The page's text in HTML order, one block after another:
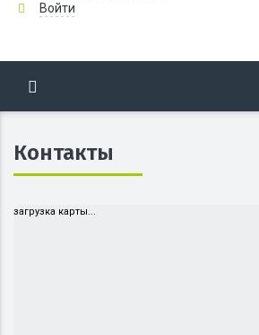
Войти
Контакты
загрузка карты...